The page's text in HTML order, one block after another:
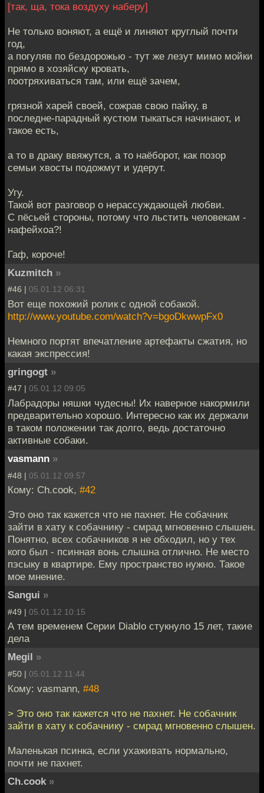
[так, ща, тока воздуху наберу]
Не только воняют, а ещё и линяют круглый почти
год,
а погуляв по бездорожью - тут же лезут мимо мойки
прямо в хозяйску кровать,
поотряхиваться там, или ещё зачем,
грязной харей своей, сожрав свою пайку, в
последне-парадный кустюм тыкаться начинают, и
такое есть,
а то в драку ввяжутся, а то наёборот, как позор
семьи хвосты подожмут и удерут.
Угу.
Такой вот разговор о нерассуждающей любви.
С пёсьей стороны, потому что льстить человекам -
нафейхоа?!
Гаф, короче!
Kuzmitch »
#46 | 05.01.12 06:31
Вот еще похожий ролик с одной собакой.
http://www.youtube.com/watch?v=bgoDkwwpFx0
Немного портят впечатление артефакты сжатия, но
какая экспрессия!
gringogt »
#47 | 05.01.12 09:05
Лабрадоры няшки чудесны! Их наверное накормили
предварительно хорошо. Интересно как их держали
в таком положении так долго, ведь достаточно
активные собаки.
vasmann »
#48 | 05.01.12 09:57
Кому: Ch.cook, #42
Это оно так кажется что не пахнет. Не собачник
зайти в хату к собачнику - смрад мгновенно слышен.
Понятно, всех собачников я не обходил, но у тех
кого был - псинная вонь слышна отлично. Не место
пэсыку в квартире. Ему пространство нужно. Такое
мое мнение.
Sangui »
#49 | 05.01.12 10:15
А тем временем Серии Diablo стукнуло 15 лет, такие
дела
Megil »
#50 | 05.01.12 11:44
Кому: vasmann, #48
> Это оно так кажется что не пахнет. Не собачник
зайти в хату к собачнику - смрад мгновенно слышен.
Маленькая псинка, если ухаживать нормально,
почти не пахнет.
Ch.cook »